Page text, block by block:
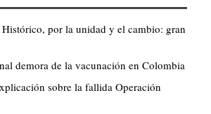
por la unidad y el cambio: gran
demora de la vacunación en Colombia
sobre la fallida Operación